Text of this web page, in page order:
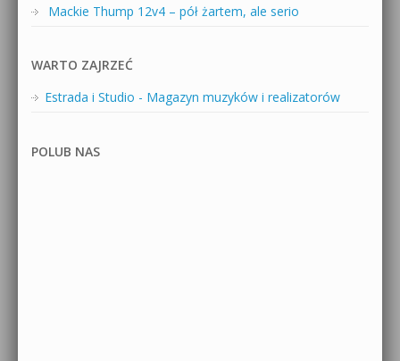
Mackie Thump 12v4 – pół żartem, ale serio
WARTO ZAJRZEĆ
Estrada i Studio - Magazyn muzyków i realizatorów
POLUB NAS